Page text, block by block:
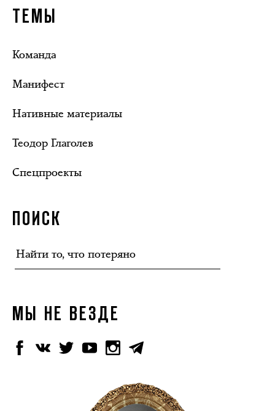
ТЕМЫ
Команда
Манифест
Нативные материалы
Теодор Глаголев
Спецпроекты
ПОИСК
МЫ НЕ ВЕЗДЕ